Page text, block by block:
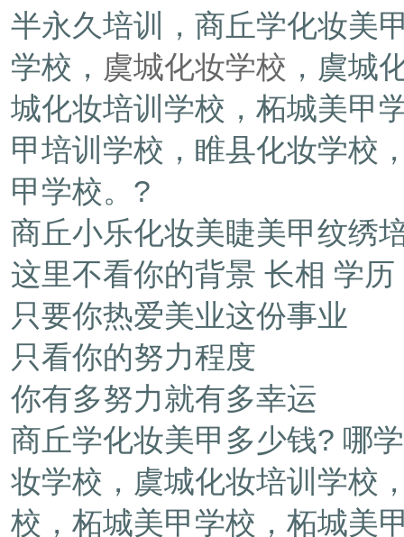
半永久培训，商丘学化妆美
学校， 虞城化妆学校 ，虞城
城化妆培训学校，柘城美甲
甲培训学校，睢县化妆学校
甲学校。?
商丘小乐化妆美睫美甲纹绣
这里不看你的背景 长相 学历
只要你热爱美业这份事业
只看你的努力程度
你有多努力就有多幸运
商丘学化妆美甲多少钱? 哪
妆学校，虞城化妆培训学校
校，柘城美甲学校，柘城美